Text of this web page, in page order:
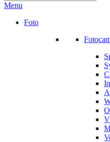
Menu
Foto